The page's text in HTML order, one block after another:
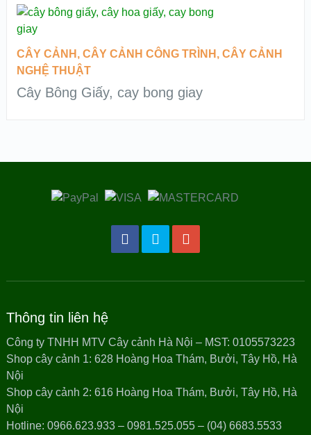
QUICK LOOK
VIEW DETAILS
CÂY CẢNH , CÂY CẢNH CÔNG TRÌNH , CÂY CẢNH
NGHỆ THUẬT
Cây Bông Giấy, cay bong giay
Thông tin liên hệ
Công ty TNHH MTV Cây cảnh Hà Nội – MST: 0105573223
Shop cây cảnh 1: 628 Hoàng Hoa Thám, Bưởi, Tây Hồ, Hà
Nội
Shop cây cảnh 2: 616 Hoàng Hoa Thám, Bưởi, Tây Hồ, Hà
Nội
Hotline: 0966.623.933 – 0981.525.055 – (04) 6683.5533